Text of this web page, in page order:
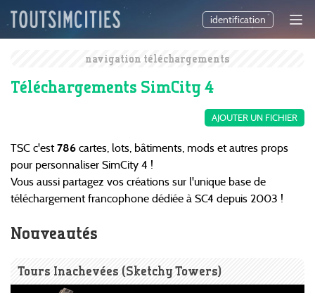
identification
navigation téléchargements
Téléchargements SimCity 4
AJOUTER UN FICHIER
TSC c'est786 cartes, lots, bâtiments, mods et autres props
pour personnaliser SimCity 4 !
Vous aussi partagez vos créations sur l'unique base de
téléchargement francophone dédiée à SC4 depuis 2003 !
Nouveautés
Tours Inachevées (Sketchy Towers)